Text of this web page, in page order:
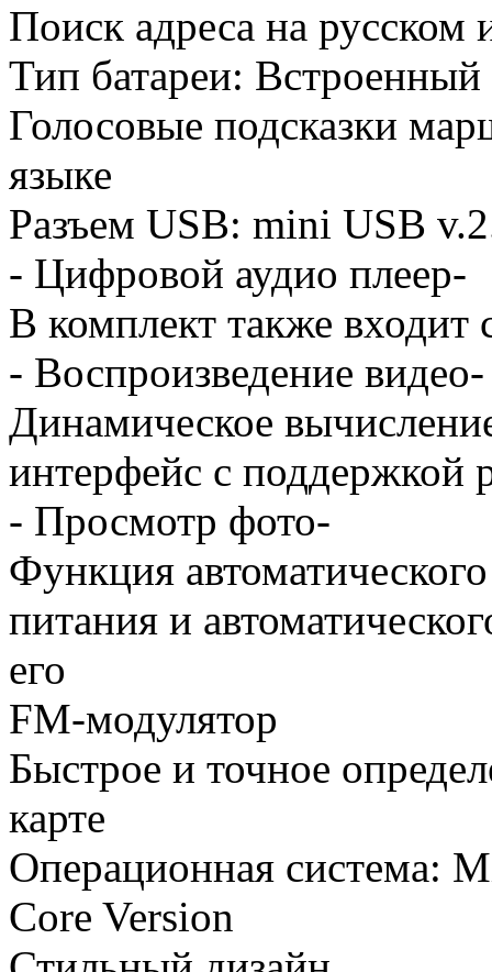
Поиск адреса на русском
Тип батареи:
Голосовые подсказки
языке
Разъем USB: mini USB
- Цифровой аудио плеер-
В комплект также входит
- Воспроизведение видео-
Динамическое
интерфейс с поддержкой
- Просмотр фото-
Функция
питания и
его
FM-модулятор
Быстрое и точное
карте
Операционная система:
Core Version